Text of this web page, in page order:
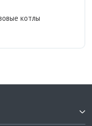
котлы